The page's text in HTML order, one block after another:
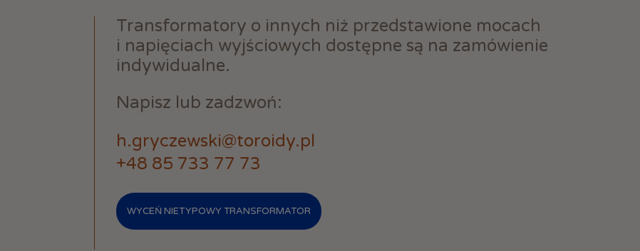
Transformatory o innych niż przedstawione mocach
i napięciach wyjściowych dostępne są na zamówienie
indywidualne.
Napisz lub zadzwoń:
h.gryczewski@toroidy.pl
+48 85 733 77 73
WYCEŃ NIETYPOWY TRANSFORMATOR